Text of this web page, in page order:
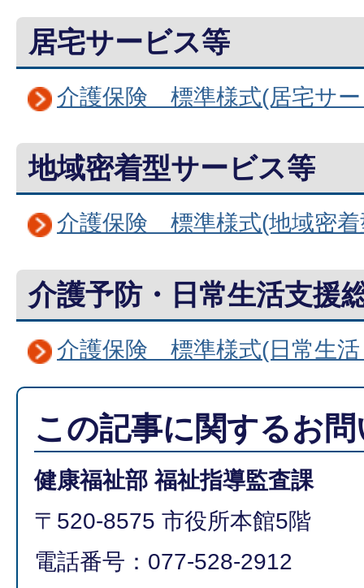
居宅サービス等
介護保険 標準様式(居宅サ
地域密着型サービス等
介護保険 標準様式(地域密着
介護予防・日常生活支援
介護保険 標準様式(日常生活
この記事に関するお
健康福祉部 福祉指導監査課
〒520-8575 市役所本館5階
電話番号：077-528-2912